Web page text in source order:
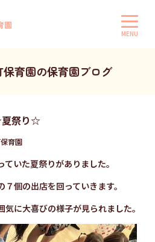
MENU
保育園の保育園ブログ
夏祭り☆
育園
いた夏祭りがありました。
個の出店を回っていきます。
に大喜びの様子が見られました。